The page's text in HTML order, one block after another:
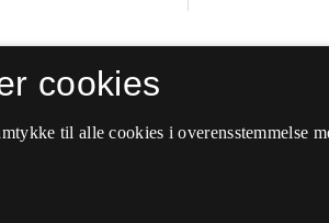
cookies
til alle cookies i overensstemmelse